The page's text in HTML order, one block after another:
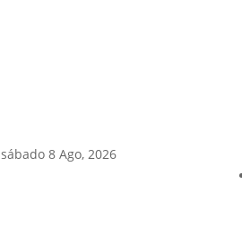
sábado 8 Ago, 2026